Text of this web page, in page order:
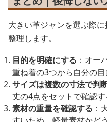
大きい革ジャンを選ぶ際
整理します。
目的を明確にする ：オー
重ね着の3つから自分の
サイズは複数の寸法で判
丈の4点をセットで確認す
素材の重量を確認する ：